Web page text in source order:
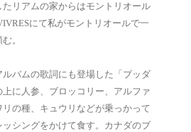
リアムの家からはモントリオール
にて私がモントリオールで一
。
ルバムの歌詞にも登場した「ブッダ
に人参、ブロッコリー、アルファ
の種、キュウリなどが乗っかって
シングをかけて食す。カナダのブ